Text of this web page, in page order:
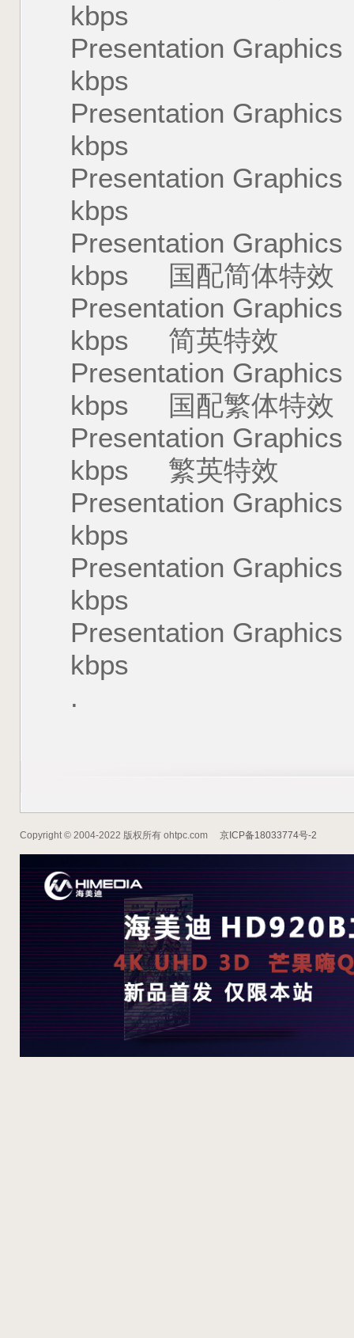
kbps
Presentation
kbps
Presentation
kbps
Presentation
kbps
Presentation
kbps 国配简体特效
Presentation
kbps 简英特效
Presentation
kbps 国配繁体特效
Presentation
kbps 繁英特效
Presentation
kbps
Presentation
kbps
Presentation
kbps
.
Copyright © 2004-2022 版权所有 ohtpc.com 京ICP备18033774号-2